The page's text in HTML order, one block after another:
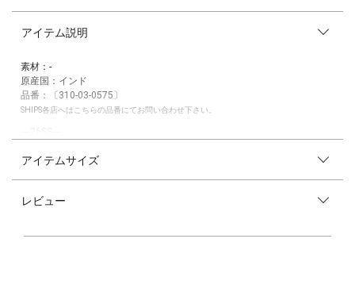
アイテム説明
素材：-
原産国：インド
品番：〔310-03-0575〕
SHIPS各店へはこちらの品番にてお問い合わせ下さい。
コーデの主役になる 大人のカラーハンモックバッグ
ポップになりすぎない配色で、大人のスタイリングにも取り入れやすいデ
アイテムサイズ
レビュー